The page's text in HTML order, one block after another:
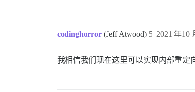
codinghorror (Jeff Atwood) 2021 年10
5
我相信我们现在这里可以实现内部重定